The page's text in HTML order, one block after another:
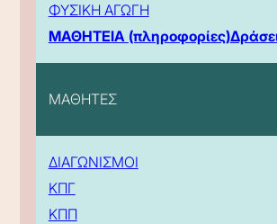
ΦΥΣΙΚΗ ΑΓΩΓΗ
ΜΑΘΗΤΕΙΑ (πληροφορίες)
ΜΑΘΗΤΕΣ
ΔΙΑΓΩΝΙΣΜΟΙ
ΚΠΓ
ΚΠΠ